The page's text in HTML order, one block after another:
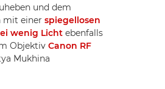
und dem
mit einer spiegellosen
wenig Licht ebenfalls
Objektiv Canon RF
Mukhina